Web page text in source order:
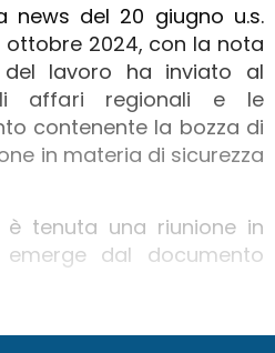
news del 20 giugno u.s.
ottobre 2024, con la nota
del lavoro ha inviato al
affari regionali e le
contenente la bozza di
in materia di sicurezza
tenuta una riunione in
dal documento